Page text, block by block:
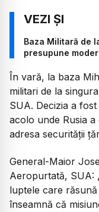
Baza Militară de
presupune
În vară, la baza
militari de la
SUA. Decizia a
acolo unde Rusia
adresa securității
General-Maior
Aeropurtată, SUA:
luptele care
înseamnă că